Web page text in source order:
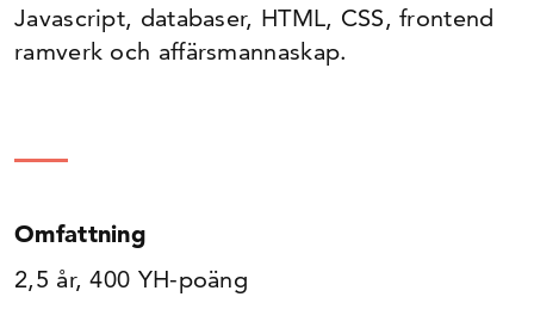
Javascript, databaser, HTML, CSS, frontend
ramverk och affärsmannaskap.
Omfattning
2,5 år, 400 YH-poäng